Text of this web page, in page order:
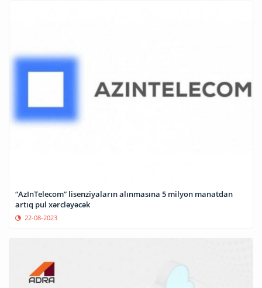
“AzInTelecom” lisenziyaların alınmasına 5 milyon manatdan
artıq pul xərcləyəcək
22-08-2023